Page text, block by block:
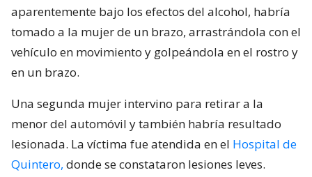
aparentemente bajo los efectos del alcohol, habría
tomado a la mujer de un brazo, arrastrándola con el
vehículo en movimiento y golpeándola en el rostro y
en un brazo.
Una segunda mujer intervino para retirar a la
menor del automóvil y también habría resultado
lesionada. La víctima fue atendida en el Hospital de
Quintero, donde se constataron lesiones leves.